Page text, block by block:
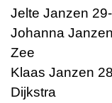
Jelte Janzen
Johanna
Zee
Klaas Janzen
Dijkstra